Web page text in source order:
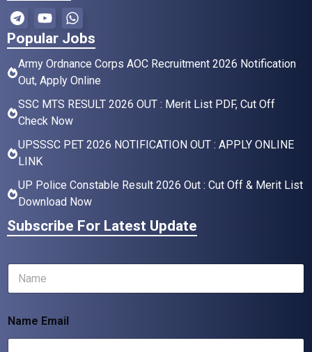
Popular Jobs
Army Ordnance Corps AOC Recruitment 2026 Notification
Out, Apply Online
SSC MTS RESULT 2026 OUT : Merit List PDF, Cut Off
Check Now
UPSSSC PET 2026 NOTIFICATION OUT : APPLY ONLINE
LINK
UP Police Constable Result 2026 Out : Cut Off & Merit List
Download Now
Subscribe For Latest Update
N
m
*Name Email